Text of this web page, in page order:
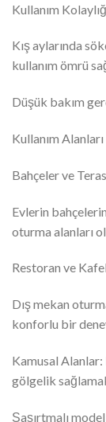
Kullanım
Kış aylarında
kullanım ömrü
Düşük bakım
Kullanım Alanları
Bahçeler ve
Evlerin
oturma alanları
Restoran ve
Dış mekan
konforlu bir
Kamusal
gölgelik
Şaşırtmalı